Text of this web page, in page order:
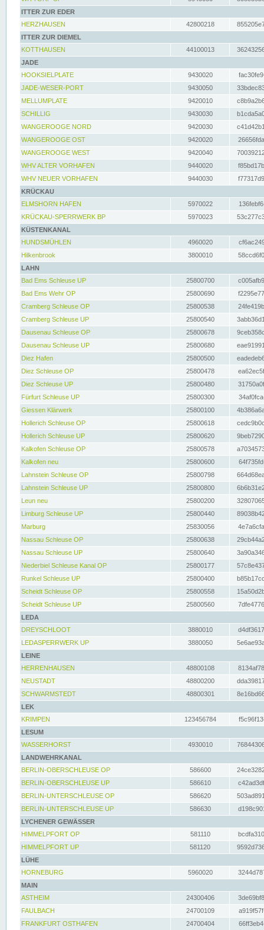
ITTER ZUR EDER
HERZHAUSEN
42800218
ITTER ZUR DIEMEL
KOTTHAUSEN
44100013
JADE
HOOKSIELPLATE
9430020
JADE-WESER-PORT
9430050
MELLUMPLATE
9420010
SCHILLIG
9430030
WANGEROOGE NORD
9420030
WANGEROOGE OST
9420020
WANGEROOGE WEST
9420040
WHV ALTER VORHAFEN
9440020
WHV NEUER VORHAFEN
9440030
KRÜCKAU
ELMSHORN HAFEN
5970022
KRÜCKAU-SPERRWERK BP
5970023
KÜSTENKANAL
HUNDSMÜHLEN
4960020
Hilkenbrook
3800010
LAHN
Bad Ems Schleuse UP
25800700
Bad Ems Wehr OP
25800690
Cramberg Schleuse OP
25800538
Cramberg Schleuse UP
25800540
Dausenau Schleuse OP
25800678
Dausenau Schleuse UP
25800680
Diez Hafen
25800500
Diez Schleuse OP
25800478
Diez Schleuse UP
25800480
Fürfurt Schleuse UP
25800300
Giessen Klärwerk
25800100
Hollerich Schleuse OP
25800618
Hollerich Schleuse UP
25800620
Kalkofen Schleuse OP
25800578
Kalkofen neu
25800600
Lahnstein Schleuse OP
25800798
Lahnstein Schleuse UP
25800800
Leun neu
25800200
Limburg Schleuse UP
25800440
Marburg
25830056
Nassau Schleuse OP
25800638
Nassau Schleuse UP
25800640
Niederbiel Schleuse Kanal OP
25800177
Runkel Schleuse UP
25800400
Scheidt Schleuse OP
25800558
Scheidt Schleuse UP
25800560
LEDA
DREYSCHLOOT
3880010
LEDASPERRWERK UP
3880050
LEINE
HERRENHAUSEN
48800108
NEUSTADT
48800200
SCHWARMSTEDT
48800301
LEK
KRIMPEN
123456784
LESUM
WASSERHORST
4930010
LANDWEHRKANAL
BERLIN-OBERSCHLEUSE OP
586600
BERLIN-OBERSCHLEUSE UP
586610
BERLIN-UNTERSCHLEUSE OP
586620
BERLIN-UNTERSCHLEUSE UP
586630
LYCHENER GEWÄSSER
HIMMELPFORT OP
581110
HIMMELPFORT UP
581120
LÜHE
HORNEBURG
5960020
MAIN
ASTHEIM
24300406
FAULBACH
24700109
FRANKFURT OSTHAFEN
24700404